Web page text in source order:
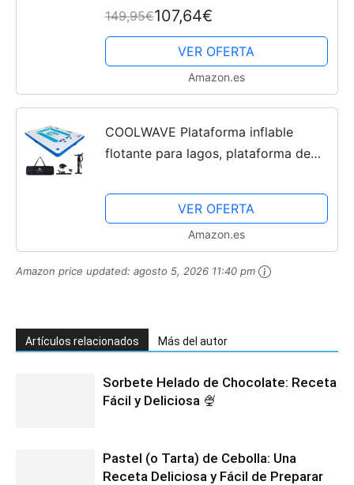
kg, con 8 Asas de Sujeción y 4 Porta
Bebidas, Medidas 183x310x18 cm,...
149,95€107,64€
VER OFERTA
Amazon.es
COOLWAVE Plataforma inflable
flotante para lagos, plataforma de
con almohadilla antideslizante, isla
de baño inflable con...
VER OFERTA
Amazon.es
Amazon price updated: agosto 5, 2026 11:40 pm
Artículos relacionados Más del autor
Sorbete Helado de Chocolate: Receta
Fácil y Deliciosa 🍨
Pastel (o Tarta) de Cebolla: Una
Receta Deliciosa y Fácil de Preparar